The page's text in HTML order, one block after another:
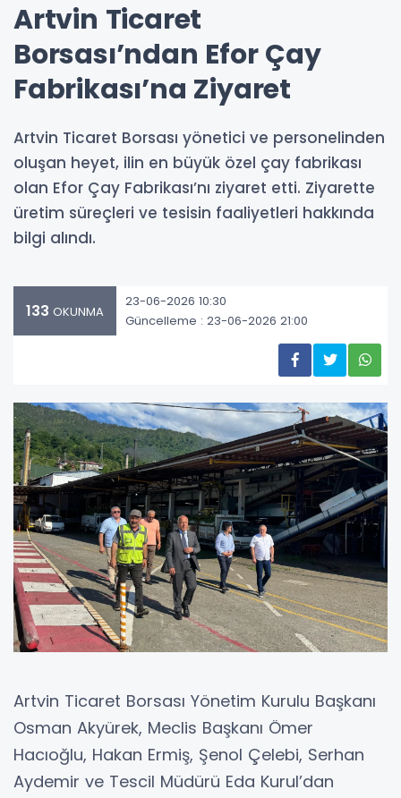
Artvin Ticaret
Borsası’ndan Efor Çay
Fabrikası’na Ziyaret
Artvin Ticaret Borsası yönetici ve personelinden
oluşan heyet, ilin en büyük özel çay fabrikası
olan Efor Çay Fabrikası’nı ziyaret etti. Ziyarette
üretim süreçleri ve tesisin faaliyetleri hakkında
bilgi alındı.
133 OKUNMA
23-06-2026 10:30
Güncelleme : 23-06-2026 21:00
Artvin Ticaret Borsası Yönetim Kurulu Başkanı
Osman Akyürek, Meclis Başkanı Ömer
Hacıoğlu, Hakan Ermiş, Şenol Çelebi, Serhan
Aydemir ve Tescil Müdürü Eda Kurul’dan